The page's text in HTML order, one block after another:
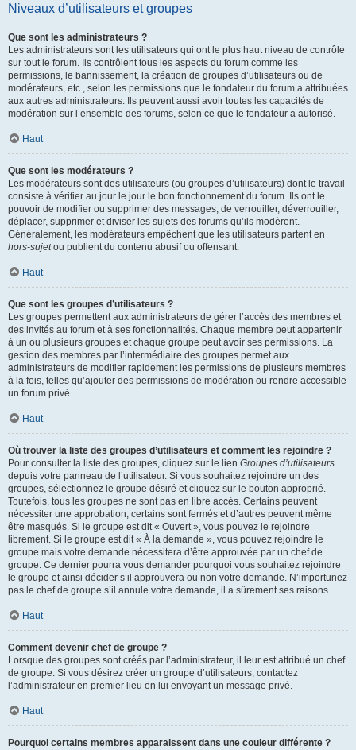
Niveaux d’utilisateurs et groupes
Que sont les administrateurs ?
Les administrateurs sont les utilisateurs qui ont le plus haut niveau de contrôle
sur tout le forum. Ils contrôlent tous les aspects du forum comme les
permissions, le bannissement, la création de groupes d’utilisateurs ou de
modérateurs, etc., selon les permissions que le fondateur du forum a attribuées
aux autres administrateurs. Ils peuvent aussi avoir toutes les capacités de
modération sur l’ensemble des forums, selon ce que le fondateur a autorisé.
Haut
Que sont les modérateurs ?
Les modérateurs sont des utilisateurs (ou groupes d’utilisateurs) dont le travail
consiste à vérifier au jour le jour le bon fonctionnement du forum. Ils ont le
pouvoir de modifier ou supprimer des messages, de verrouiller, déverrouiller,
déplacer, supprimer et diviser les sujets des forums qu’ils modèrent.
Généralement, les modérateurs empêchent que les utilisateurs partent en
hors-sujetou publient du contenu abusif ou offensant.
Haut
Que sont les groupes d’utilisateurs ?
Les groupes permettent aux administrateurs de gérer l’accès des membres et
des invités au forum et à ses fonctionnalités. Chaque membre peut appartenir
à un ou plusieurs groupes et chaque groupe peut avoir ses permissions. La
gestion des membres par l’intermédiaire des groupes permet aux
administrateurs de modifier rapidement les permissions de plusieurs membres
à la fois, telles qu’ajouter des permissions de modération ou rendre accessible
un forum privé.
Haut
Où trouver la liste des groupes d’utilisateurs et comment les rejoindre ?
Pour consulter la liste des groupes, cliquez sur le lien Groupes d’utilisateurs
depuis votre panneau de l’utilisateur. Si vous souhaitez rejoindre un des
groupes, sélectionnez le groupe désiré et cliquez sur le bouton approprié.
Toutefois, tous les groupes ne sont pas en libre accès. Certains peuvent
nécessiter une approbation, certains sont fermés et d’autres peuvent même
être masqués. Si le groupe est dit « Ouvert », vous pouvez le rejoindre
librement. Si le groupe est dit « À la demande », vous pouvez rejoindre le
groupe mais votre demande nécessitera d’être approuvée par un chef de
groupe. Ce dernier pourra vous demander pourquoi vous souhaitez rejoindre
le groupe et ainsi décider s’il approuvera ou non votre demande. N’importunez
pas le chef de groupe s’il annule votre demande, il a sûrement ses raisons.
Haut
Comment devenir chef de groupe ?
Lorsque des groupes sont créés par l’administrateur, il leur est attribué un chef
de groupe. Si vous désirez créer un groupe d’utilisateurs, contactez
l’administrateur en premier lieu en lui envoyant un message privé.
Haut
Pourquoi certains membres apparaissent dans une couleur différente ?